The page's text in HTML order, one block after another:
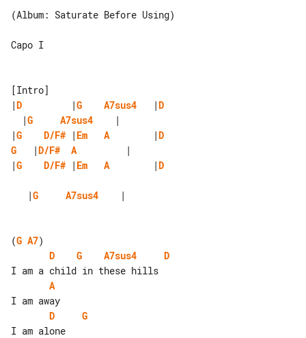
(Album: Saturate Before Using)
Capo I
|D
         |
G A7sus4
   |
D
  |
G A7sus4
|G D/F# | Em A
        |
D
G
   |
D/F# A
|G D/F# | Em A
        |
D
   |
G A7sus4
    |
(G A7
D
G A7sus4
D
A
D
G
I am alone